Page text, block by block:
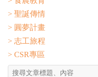
> 聖誕傳情
> 圓夢計畫
> 志工旅程
> CSR專區